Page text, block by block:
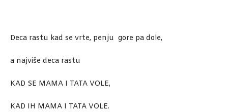
Deca rastu kad se vrte, penju gore pa dole,
a najviše deca rastu
KAD SE MAMA I TATA VOLE,
KAD IH MAMA I TATA VOLE.